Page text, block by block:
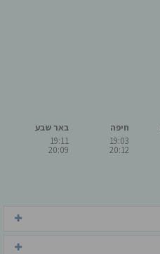
חיפה
19:03
20:12
באר שבע
19:11
20:09